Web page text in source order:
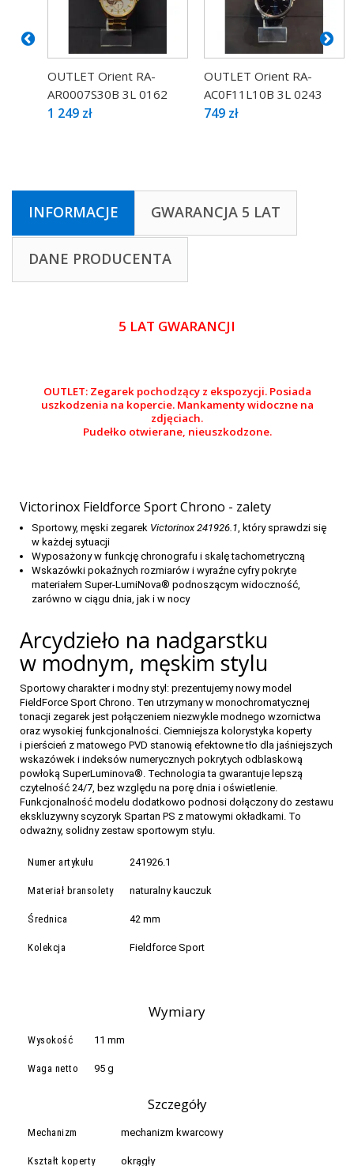
OUTLET Orient RA-
AR0007S30B 3L 0162
1 249 zł
OUTLET Orient RA-
AC0F11L10B 3L 0243
749 zł
INFORMACJE GWARANCJA 5 LAT
DANE PRODUCENTA
5 LAT GWARANCJI
OUTLET: Zegarek pochodzący z ekspozycji. Posiada
uszkodzenia na kopercie.Mankamentywidoczne na
zdjęciach.
Pudełko otwierane, nieuszkodzone.
Victorinox Fieldforce Sport Chrono - zalety
Sportowy, męski zegarek Victorinox 241926.1 , który sprawdzi się
w każdej sytuacji
Wyposażony w funkcję chronografu i skalę tachometryczną
Wskazówki pokaźnych rozmiarów i wyraźne cyfry pokryte
materiałem Super-LumiNova® podnoszącym widoczność,
zarówno w ciągu dnia, jak i w nocy
Arcydzieło na nadgarstku
w modnym, męskim stylu
Sportowy charakter i modny styl: prezentujemy nowy model
FieldForce Sport Chrono. Ten utrzymany w monochromatycznej
tonacji zegarek jest połączeniem niezwykle modnego wzornictwa
oraz wysokiej funkcjonalności. Ciemniejsza kolorystyka koperty
i pierścień z matowego PVD stanowią efektowne tło dla jaśniejszych
wskazówek i indeksów numerycznych pokrytych odblaskową
powłoką SuperLuminova®. Technologia ta gwarantuje lepszą
czytelność 24/7, bez względu na porę dnia i oświetlenie.
Funkcjonalność modelu dodatkowo podnosi dołączony do zestawu
ekskluzywny scyzoryk Spartan PS z matowymi okładkami. To
odważny, solidny zestaw sportowym stylu.
Numer artykułu 241926.1
Materiał bransolety naturalny kauczuk
Średnica 42 mm
Kolekcja Fieldforce Sport
Wymiary
Wysokość 11 mm
Waga netto 95 g
Szczegóły
Mechanizm mechanizm kwarcowy
Kształt koperty okrągły